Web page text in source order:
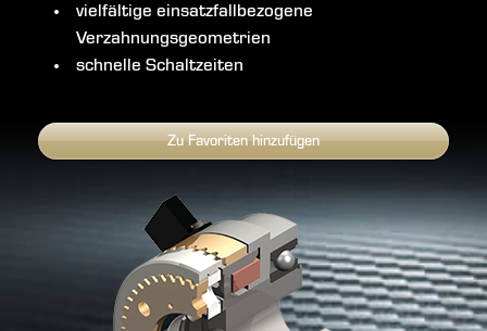
vielfältige einsatzfallbezogene
Verzahnungsgeometrien
schnelle Schaltzeiten
Zu Favoriten hinzufügen